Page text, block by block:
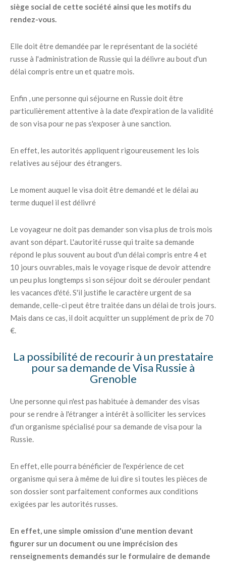
siège social de cette société ainsi que les motifs du
rendez-vous.
Elle doit être demandée par le représentant de la société
russe à l'administration de Russie qui la délivre au bout d'un
délai compris entre un et quatre mois.
Enfin , une personne qui séjourne en Russie doit être
particulièrement attentive à la date d'expiration de la validité
de son visa pour ne pas s'exposer à une sanction.
En effet, les autorités appliquent rigoureusement les lois
relatives au séjour des étrangers.
Le moment auquel le visa doit être demandé et le délai au
terme duquel il est délivré
Le voyageur ne doit pas demander son visa plus de trois mois
avant son départ. L'autorité russe qui traite sa demande
répond le plus souvent au bout d'un délai compris entre 4 et
10 jours ouvrables, mais le voyage risque de devoir attendre
un peu plus longtemps si son séjour doit se dérouler pendant
les vacances d'été. S'il justifie le caractère urgent de sa
demande, celle-ci peut être traitée dans un délai de trois jours.
Mais dans ce cas, il doit acquitter un supplément de prix de 70
€.
La possibilité de recourir à un prestataire
pour sa demande de Visa Russie à
Grenoble
Une personne qui n'est pas habituée à demander des visas
pour se rendre à l'étranger a intérêt à solliciter les services
d'un organisme spécialisé pour sa demande de visa pour la
Russie.
En effet, elle pourra bénéficier de l'expérience de cet
organisme qui sera à même de lui dire si toutes les pièces de
son dossier sont parfaitement conformes aux conditions
exigées par les autorités russes.
En effet, une simple omission d'une mention devant
figurer sur un document ou une imprécision des
renseignements demandés sur le formulaire de demande